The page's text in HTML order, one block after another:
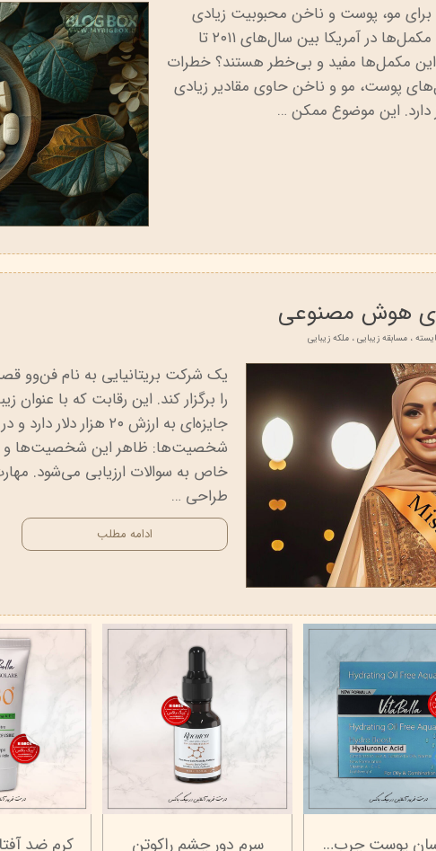
مو، پوست و ناخن محبوبیت زیادی
پیدا کرده است. طبق آمار، تعداد کاربران این مکمل‌ها در آمریکا بین سال‌های ۲۰۱۱ تا
این مکمل‌ها مفید و بی‌خطر هستند؟ خطرات
پوست، مو و ناخن حاوی مقادیر زیادی
دارد. این موضوع ممکن …
هوش مصنوعی
، مسابقه زیبایی ، ملکه زیبایی
یک شرکت بریتانیایی به نام فن‌وو
را برگزار کند. این رقابت که با
جایزه‌ای به ارزش ۲۰
شخصیت‌ها: ظاهر این شخصیت‌ها و
خاص به سوالات ارزیابی می‌شود.
طراحی …
ادامه مطلب
فوم شستشوی تخصصی پوست چرب و جوشدار نو آکنه راکوتن